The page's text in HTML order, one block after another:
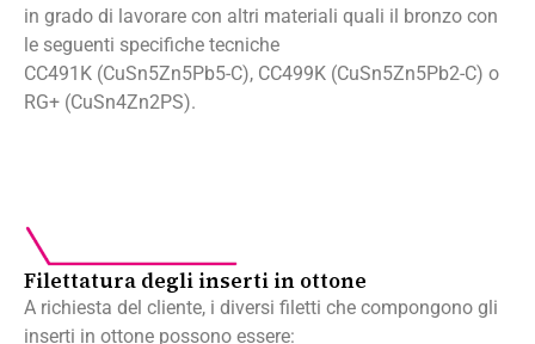
in grado di lavorare con altri materiali quali il bronzo con
le seguenti specifiche tecniche
CC491K (CuSn5Zn5Pb5-C), CC499K (CuSn5Zn5Pb2-C) o
RG+ (CuSn4Zn2PS).
Filettatura degli inserti in ottone
A richiesta del cliente, i diversi filetti che compongono gli
inserti in ottone possono essere: